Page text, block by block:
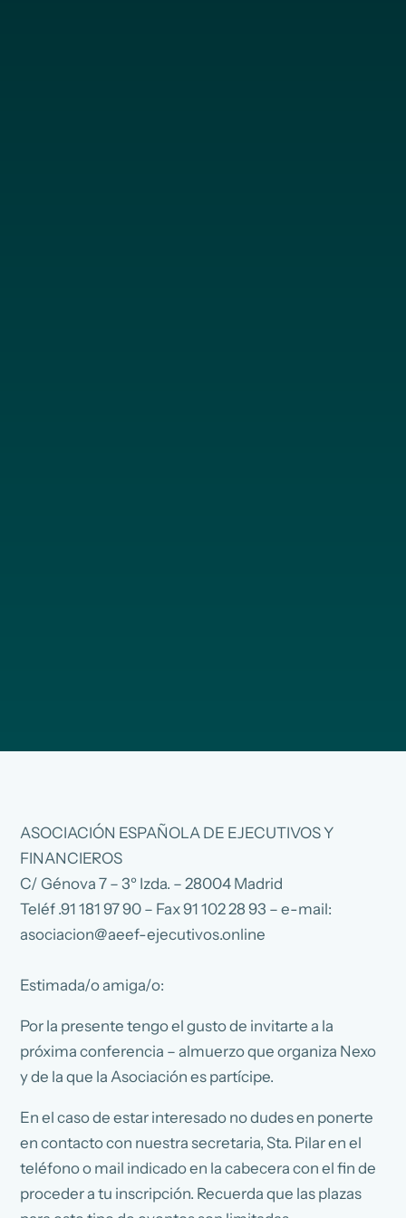
ASOCIACIÓN ESPAÑOLA DE EJECUTIVOS Y
FINANCIEROS
C/ Génova 7 – 3º Izda. – 28004 Madrid
Teléf .91 181 97 90 – Fax 91 102 28 93 – e-mail:
asociacion@aeef-ejecutivos.online
Estimada/o amiga/o:
Por la presente tengo el gusto de invitarte a la
próxima conferencia – almuerzo que organiza Nexo
y de la que la Asociación es partícipe.
En el caso de estar interesado no dudes en ponerte
en contacto con nuestra secretaria, Sta. Pilar en el
teléfono o mail indicado en la cabecera con el fin de
proceder a tu inscripción. Recuerda que las plazas